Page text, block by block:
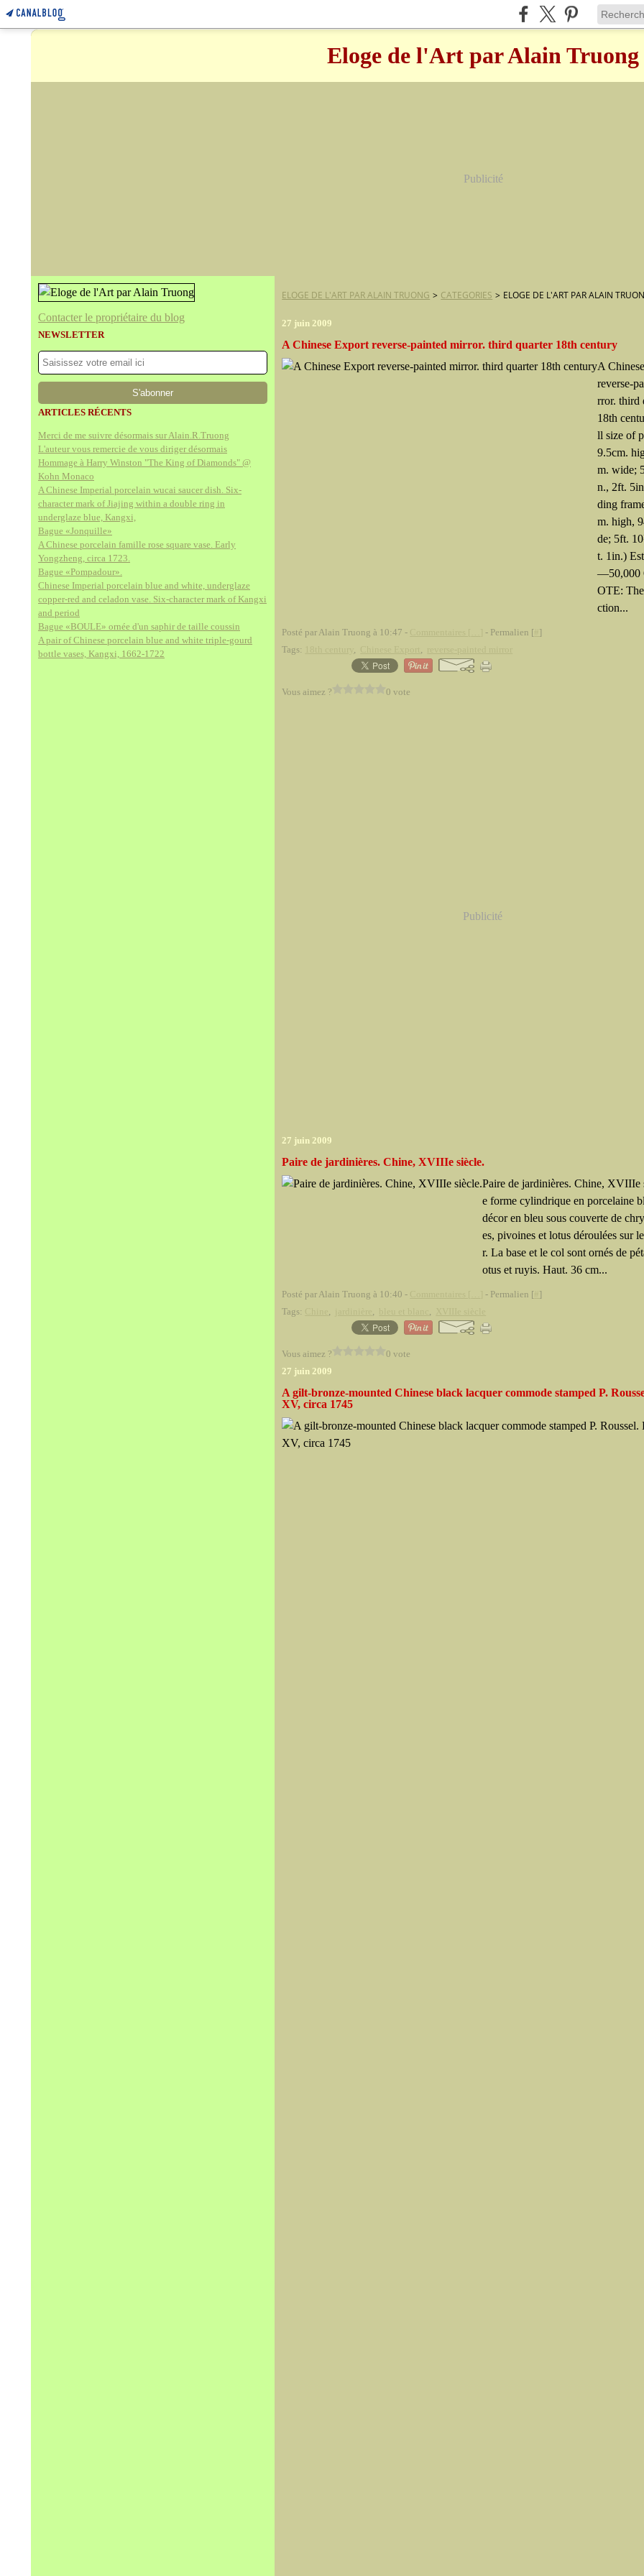
Eloge de l'Art par Alain Truong
Publicité
Contacter le propriétaire du blog
NEWSLETTER
ARTICLES RÉCENTS
Merci de me suivre désormais sur Alain.R.Truong
L'auteur vous remercie de vous diriger désormais
Hommage à Harry Winston "The King of Diamonds" @
Kohn Monaco
A Chinese Imperial porcelain wucai saucer dish. Six-
character mark of Jiajing within a double ring in
underglaze blue, Kangxi,
Bague «Jonquille»
A Chinese porcelain famille rose square vase. Early
Yongzheng, circa 1723.
Bague «Pompadour».
Chinese Imperial porcelain blue and white, underglaze
copper-red and celadon vase. Six-character mark of Kangxi
and period
Bague «BOULE» ornée d'un saphir de taille coussin
A pair of Chinese porcelain blue and white triple-gourd
bottle vases, Kangxi, 1662-1722
ELOGE DE L'ART PAR ALAIN TRUONG > CATEGORIES > ELOGE DE L'ART PAR ALAIN
27 juin 2009
A Chinese Export reverse-painted mirror. third quarter 18th century
A
reverse-
rror. third
18th
ll size of
9.5cm.
m. wide;
n., 2ft.
ding
m. high,
de; 5ft.
t. 1in.)
—50,000
OTE:
ction...
Posté par Alain Truong à 10:47 - - Permalien [ ]
Tags:
, ,
Vous aimez ? 0 vote
Publicité
27 juin 2009
Paire de jardinières. Chine, XVIIIe siècle.
Paire de jardinières. Chine, XVIIIe
e forme cylindrique en porcelaine
décor en bleu sous couverte de
es, pivoines et lotus déroulées sur
r. La base et le col sont ornés de
otus et ruyis. Haut. 36 cm...
Posté par Alain Truong à 10:40 - - Permalien [ ]
Tags:
, , ,
Vous aimez ?
0 vote
27 juin 2009
A gilt-bronze-mounted Chinese black lacquer commode stamped P.
XV, circa 1745